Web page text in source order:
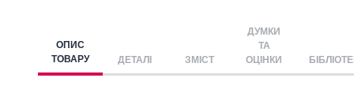
ОПИС
ТОВАРУ
ДЕТАЛІ ЗМІСТ
ДУМКИ
ТА
ОЦІНКИ